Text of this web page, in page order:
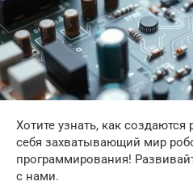
Хотите узнать, как
себя захватывающий мир
программирования!
с нами.